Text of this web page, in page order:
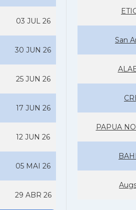
03 JUL 26
30 JUN 26
25 JUN 26
17 JUN 26
12 JUN 26
05 MAI 26
29 ABR 26
San
PAPUA